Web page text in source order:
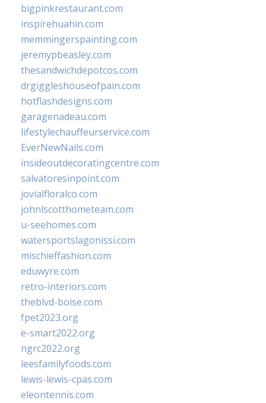
bigpinkrestaurant.com
inspirehuahin.com
memmingerspainting.com
jeremypbeasley.com
thesandwichdepotcos.com
drgiggleshouseofpain.com
hotflashdesigns.com
garagenadeau.com
lifestylechauffeurservice.com
EverNewNails.com
insideoutdecoratingcentre.com
salvatoresinpoint.com
jovialfloralco.com
johnlscotthometeam.com
u-seehomes.com
watersportslagonissi.com
mischieffashion.com
eduwyre.com
retro-interiors.com
theblvd-boise.com
fpet2023.org
e-smart2022.org
ngrc2022.org
leesfamilyfoods.com
lewis-lewis-cpas.com
eleontennis.com